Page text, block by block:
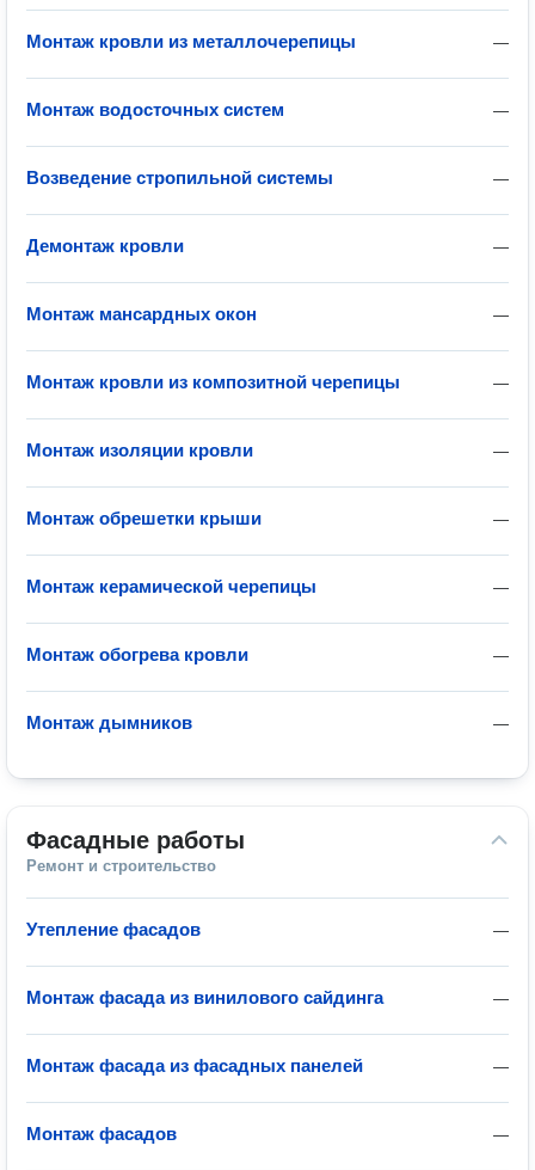
—
Монтаж кровли из металлочерепицы
—
Монтаж водосточных систем
—
Возведение стропильной системы
—
Демонтаж кровли
—
Монтаж мансардных окон
—
Монтаж кровли из композитной черепицы
—
Монтаж изоляции кровли
—
Монтаж обрешетки крыши
—
Монтаж керамической черепицы
—
Монтаж обогрева кровли
—
Монтаж дымников
Фасадные работы
Ремонт и строительство
—
Утепление фасадов
—
Монтаж фасада из винилового сайдинга
—
Монтаж фасада из фасадных панелей
—
Монтаж фасадов